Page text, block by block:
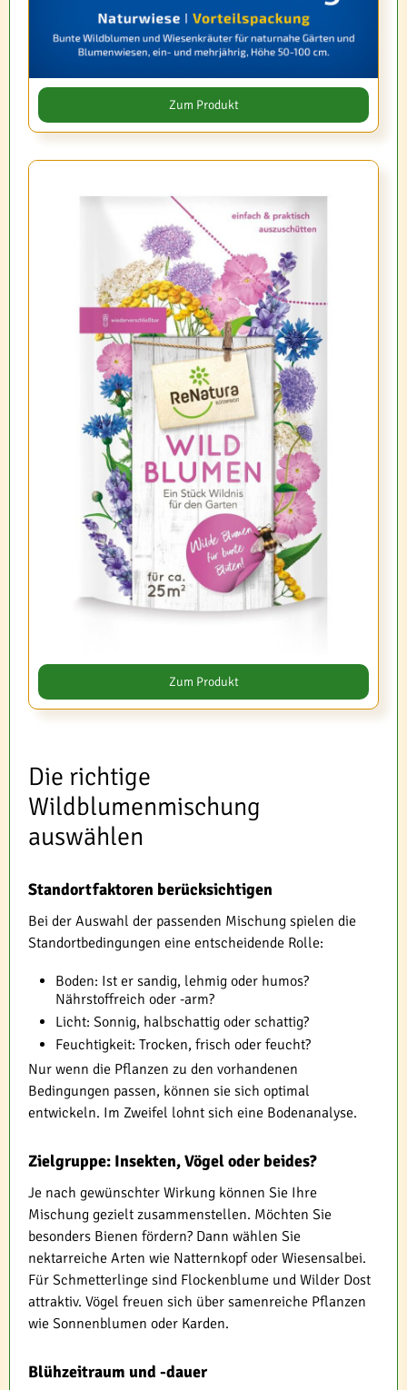
Zum Produkt
Zum Produkt
Die richtige
Wildblumenmischung
auswählen
Standortfaktoren berücksichtigen
Bei der Auswahl der passenden Mischung spielen die
Standortbedingungen eine entscheidende Rolle:
Boden: Ist er sandig, lehmig oder humos?
Nährstoffreich oder -arm?
Licht: Sonnig, halbschattig oder schattig?
Feuchtigkeit: Trocken, frisch oder feucht?
Nur wenn die Pflanzen zu den vorhandenen
Bedingungen passen, können sie sich optimal
entwickeln. Im Zweifel lohnt sich eine Bodenanalyse.
Zielgruppe: Insekten, Vögel oder beides?
Je nach gewünschter Wirkung können Sie Ihre
Mischung gezielt zusammenstellen. Möchten Sie
besonders Bienen fördern? Dann wählen Sie
nektarreiche Arten wie Natternkopf oder Wiesensalbei.
Für Schmetterlinge sind Flockenblume und Wilder Dost
attraktiv. Vögel freuen sich über samenreiche Pflanzen
wie Sonnenblumen oder Karden.
Blühzeitraum und -dauer